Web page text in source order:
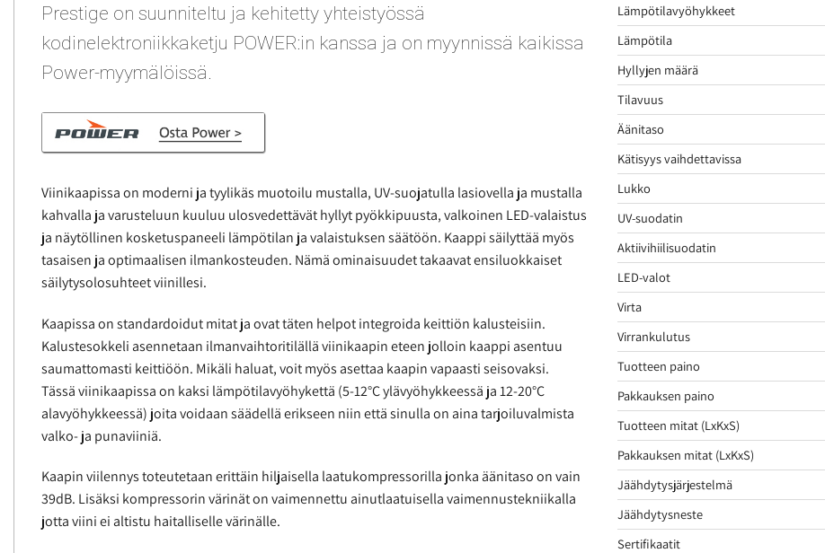
Prestige on suunniteltu ja kehitetty yhteistyössä
kodinelektroniikkaketju POWER:in kanssa ja on myynnissä kaikissa
Power-myymälöissä.
Viinikaapissa on moderni ja tyylikäs muotoilu mustalla, UV-suojatulla lasiovella ja mustalla
kahvalla ja varusteluun kuuluu ulosvedettävät hyllyt pyökkipuusta, valkoinen LED-valaistus
ja näytöllinen kosketuspaneeli lämpötilan ja valaistuksen säätöön. Kaappi säilyttää myös
tasaisen ja optimaalisen ilmankosteuden. Nämä ominaisuudet takaavat ensiluokkaiset
säilytysolosuhteet viinillesi.
Kaapissa on standardoidut mitat ja ovat täten helpot integroida keittiön kalusteisiin.
Kalustesokkeli asennetaan ilmanvaihtoritilällä viinikaapin eteen jolloin kaappi asentuu
saumattomasti keittiöön. Mikäli haluat, voit myös asettaa kaapin vapaasti seisovaksi.
Tässä viinikaapissa on kaksi lämpötilavyöhykettä (5-12°C ylävyöhykkeessä ja 12-20°C
alavyöhykkeessä) joita voidaan säädellä erikseen niin että sinulla on aina tarjoiluvalmista
valko- ja punaviiniä.
Kaapin viilennys toteutetaan erittäin hiljaisella laatukompressorilla jonka äänitaso on vain
39dB. Lisäksi kompressorin värinät on vaimennettu ainutlaatuisella vaimennustekniikalla
jotta viini ei altistu haitalliselle värinälle.
Lämpötilavyöhykkeet
Lämpötila
Hyllyjen määrä
Tilavuus
Äänitaso
Kätisyys vaihdettavissa
Lukko
UV-suodatin
Aktiivihiilisuodatin
LED-valot
Virta
Virrankulutus
Tuotteen paino
Pakkauksen paino
Tuotteen mitat (LxKxS)
Pakkauksen mitat (LxKxS)
Jäähdytysjärjestelmä
Jäähdytysneste
Sertifikaatit